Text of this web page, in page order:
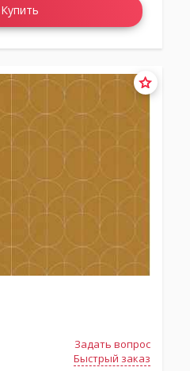
Купить
Задать вопрос
Быстрый заказ